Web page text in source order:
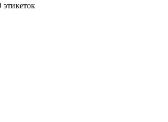
этикеток